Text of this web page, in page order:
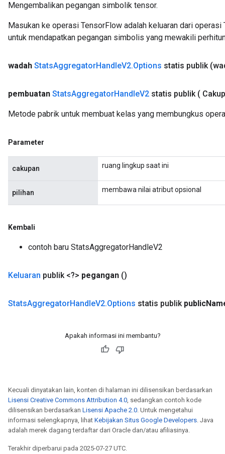
Mengembalikan pegangan simbolik tensor.
Masukan ke operasi TensorFlow adalah keluaran dari
untuk mendapatkan pegangan simbolis yang mewakili
wadah StatsAggregatorHandleV2.Options statis publik
pembuatan StatsAggregatorHandleV2 statis publik (
Metode pabrik untuk membuat kelas yang membungkus
Parameter
cakupan ruang lingkup saat ini
pilihan membawa nilai atribut opsional
Kembali
contoh baru StatsAggregatorHandleV2
Keluaran publik <?> pegangan ()
StatsAggregatorHandleV2.Options statis publik public
Apakah informasi ini membantu?
Kecuali dinyatakan lain, konten di halaman ini dilisensikan berdasarkan
Lisensi Creative Commons Attribution 4.0, sedangkan contoh kode
dilisensikan berdasarkan Lisensi Apache 2.0. Untuk mengetahui
informasi selengkapnya, lihat Kebijakan Situs Google Developers. Java
adalah merek dagang terdaftar dari Oracle dan/atau afiliasinya.
Terakhir diperbarui pada 2025-07-27 UTC.